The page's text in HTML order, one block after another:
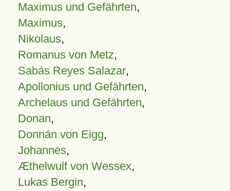
Maximus und Gefährten,
Maximus,
Nikolaus,
Romanus von Metz,
Sabás Reyes Salazar,
Apollonius und Gefährten,
Archelaus und Gefährten,
Donan,
Donnán von Eigg,
Johannes,
Æthelwulf von Wessex,
Lukas Bergin,